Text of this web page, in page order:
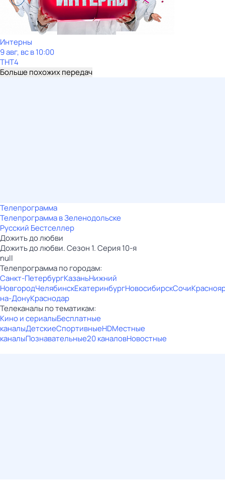
Интерны
9 авг, вс в 10:00
ТНТ4
Больше похожих передач
Телепрограмма
Телепрограмма в Зеленодольске
Русский Бестселлер
Дожить до любви
Дожить до любви. Сезон 1. Серия 10-я
null
Телепрограмма по городам:
Санкт-ПетербургКазаньНижний
НовгородЧелябинскЕкатеринбургНовосибирскСочи
на-ДонуКраснодар
Телеканалы по тематикам:
Кино и сериалыБесплатные
каналыДетскиеСпортивныеHDМестные
каналыПознавательные20 каналовНовостные